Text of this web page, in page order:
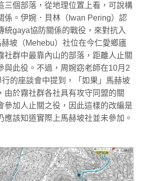
三個部落，從地理位置上看，可說構
係。伊婉．貝林（Iwan Pering）認
統gaya協防關係的戰役，來對抗入
赫坡（Mehebu）社位在今仁愛鄉廬
社群中最靠內山的部落，距離人止關
與此役。不過，周婉窈老師在10月2
的座談會中提到，「如果」馬赫坡
由於霧社群各社具有攻守同盟的關
參加人止關之役，因此這樣的改編是
應該知道實際上馬赫坡社並未參加。